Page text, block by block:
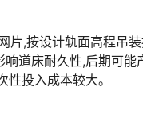
片,按设计轨面高程吊
道床耐久性,后期可能
投入成本较大。󠅅󠅃󠄵󠅂󠄪󠇖󠆨󠆨󠇕󠆞󠆒󠅬󠇘󠆭󠆘󠇙󠆝󠅵󠇗󠆭󠆁󠄐󠇗󠅹󠅸󠇖󠆍󠅳󠇖󠅹󠅰󠇖󠆌󠅹